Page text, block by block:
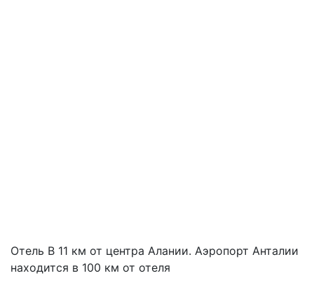
Отель В 11 км от центра Алании. Аэропорт Анталии
находится в 100 км от отеля